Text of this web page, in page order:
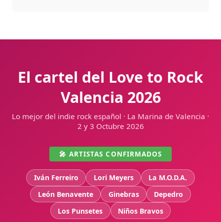
El cartel del Love to Rock
Valencia 2026
Lo mejor del indie rock español · La Marina de Valencia ·
2 y 3 Octubre 2026
🎤 ARTISTAS CONFIRMADOS
Iván Ferreiro Lori Meyers
La M.O.D.A.
León Benavente
Ginebras
Depedro
Los Punsetes
Niños Bravos